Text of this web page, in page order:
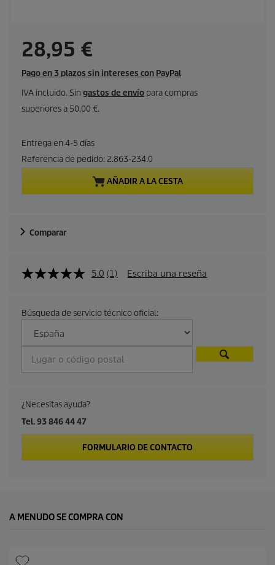
P
r
e
i
o
a
c
u
l
d
e
p
r
o
c
t
28,95 €
Pago en 3 plazos sin intereses con PayPal
IVA incluido. Singastos de envío para compras
superiores a 50,00 €.
Entrega en 4-5 días
Referencia de pedido: 2.863-234.0
AÑADIR A LA CESTA
Comparar
5.0 (1) Escriba una reseña
Búsqueda de servicio técnico oficial:
¿Necesitas ayuda?
Tel. 93 846 44 47
FORMULARIO DE CONTACTO
A MENUDO SE COMPRA CON